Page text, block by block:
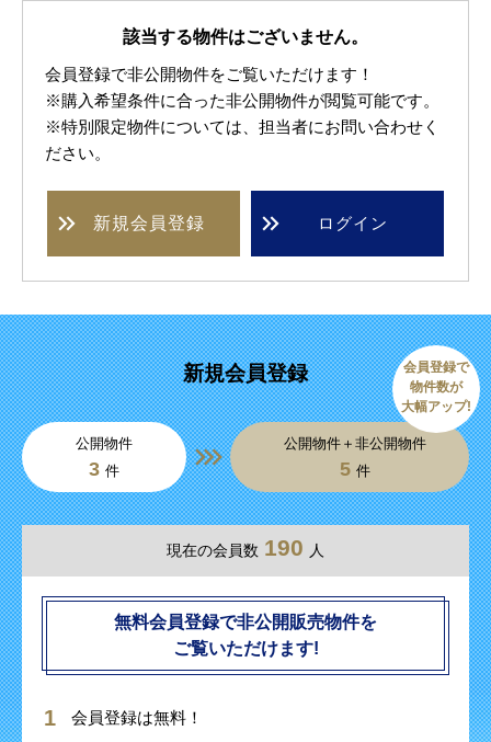
該当する物件はございません。
会員登録で非公開物件をご覧いただけます！
※購入希望条件に合った非公開物件が閲覧可能です。
※特別限定物件については、担当者にお問い合わせく
ださい。
新規会員登録 ログイン
新規会員登録
公開物件
3 件
公開物件＋非公開物件
5 件
会員登録で
物件数が
大幅アップ!
現在の会員数 190 人
無料会員登録で非公開販売物件を
ご覧いただけます!
会員登録は無料！